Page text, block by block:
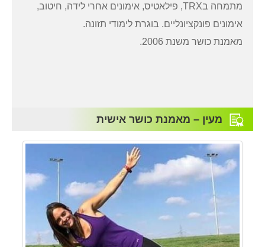
מתמחה בTRX, פילאטיס, אימונים אחרי לידה, חיטוב,
אימונים פונקציונליים. בוגרת לימודי תזונה.
מאמנת כושר משנת 2006.
מעין – מאמנת כושר אישית